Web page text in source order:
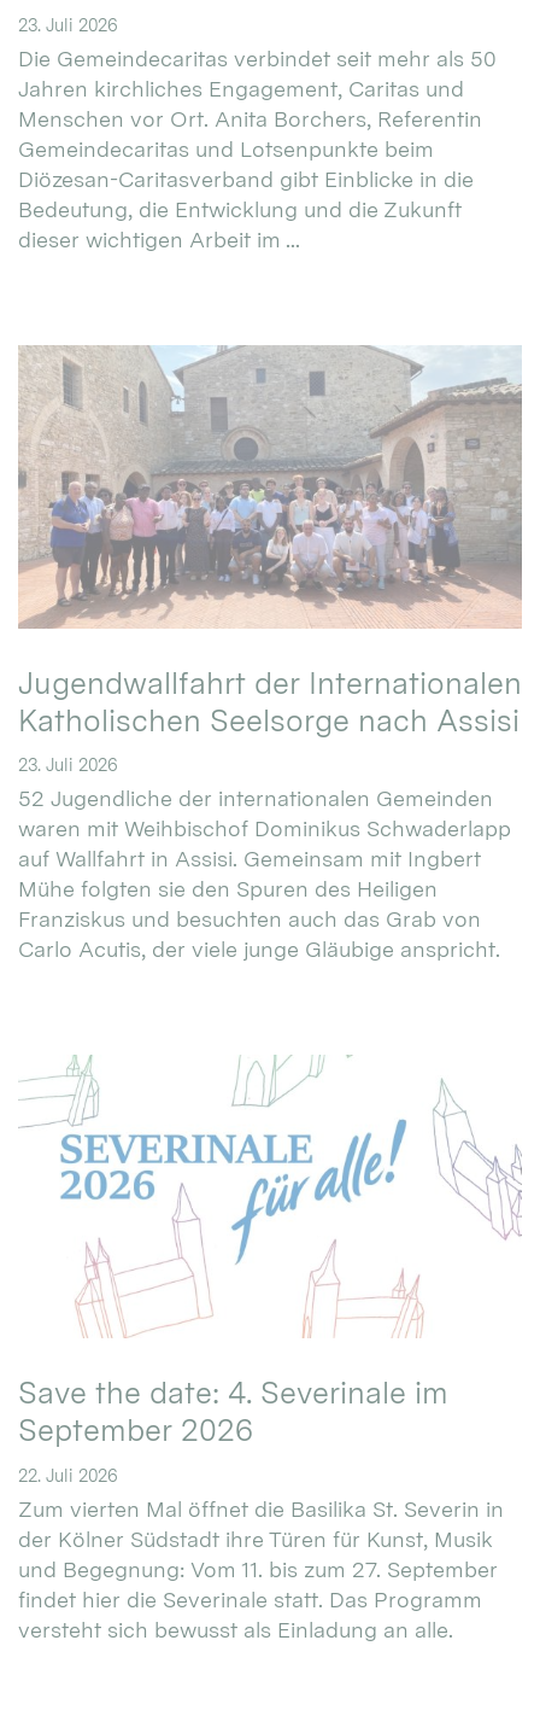
23. Juli 2026
Die Gemeindecaritas verbindet seit mehr als 50
Jahren kirchliches Engagement, Caritas und
Menschen vor Ort. Anita Borchers, Referentin
Gemeindecaritas und Lotsenpunkte beim
Diözesan-Caritasverband gibt Einblicke in die
Bedeutung, die Entwicklung und die Zukunft
dieser wichtigen Arbeit im ...
Jugendwallfahrt der Internationalen
Katholischen Seelsorge nach Assisi
23. Juli 2026
52 Jugendliche der internationalen Gemeinden
waren mit Weihbischof Dominikus Schwaderlapp
auf Wallfahrt in Assisi. Gemeinsam mit Ingbert
Mühe folgten sie den Spuren des Heiligen
Franziskus und besuchten auch das Grab von
Carlo Acutis, der viele junge Gläubige anspricht.
Save the date: 4. Severinale im
September 2026
22. Juli 2026
Zum vierten Mal öffnet die Basilika St. Severin in
der Kölner Südstadt ihre Türen für Kunst, Musik
und Begegnung: Vom 11. bis zum 27. September
findet hier die Severinale statt. Das Programm
versteht sich bewusst als Einladung an alle.